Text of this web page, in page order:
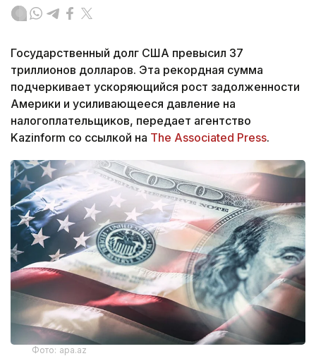
Государственный долг США превысил 37
триллионов долларов. Эта рекордная сумма
подчеркивает ускоряющийся рост задолженности
Америки и усиливающееся давление на
налогоплательщиков, передает агентство
Kazinform со ссылкой на The Associated Press.
Фото: apa.az